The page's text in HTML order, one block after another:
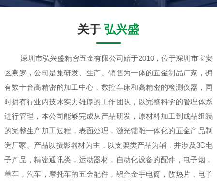
关于弘兴盛
深圳市弘兴盛精密五金有限公司始于2010，位于深圳市宝安
区燕罗，公司是集研发、生产、销售为一体的五金制品厂家，拥
有数十台高精密的加工中心，数控车床和高精密的检测仪器，同
时拥有行业内技术实力雄厚的工作团队，以完整科学的管理体系
进行管理，本公司能够完成从产品研发，原材料加工到成品组装
的完整生产加工过程，表面处理，激光镭雕一体化的五金产品制
造厂家。产品以摄影器材为主，以支架类产品为辅，并涉及3C电
子产品，精密通讯类，运动器材，自动化设备的配件，电子烟，
单车，汽车，摩托车的五金配件，铝合金手电筒，散热片，电子